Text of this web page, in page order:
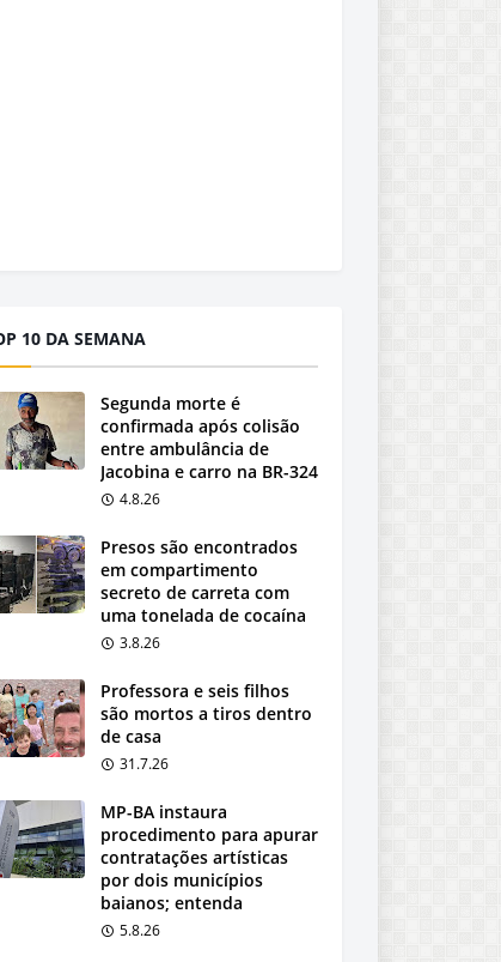
10 DA SEMANA
Segunda morte é
confirmada após colisão
entre ambulância de
Jacobina e carro na BR-324
4.8.26
Presos são encontrados
em compartimento
secreto de carreta com
uma tonelada de cocaína
3.8.26
Professora e seis filhos
são mortos a tiros dentro
de casa
31.7.26
MP-BA instaura
procedimento para apurar
contratações artísticas
por dois municípios
baianos; entenda
5.8.26